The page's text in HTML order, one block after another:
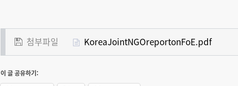
첨부파일 KoreaJointNGOreportonFoE.pdf
이 글 공유하기: